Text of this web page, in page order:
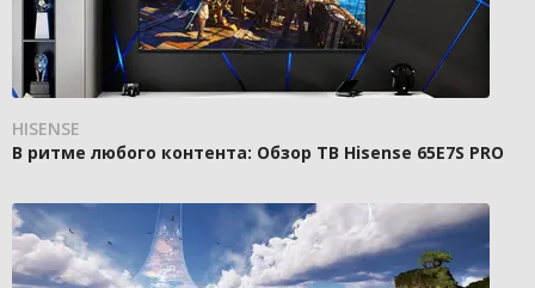
HISENSE
В ритме любого контента: Обзор ТВ Hisense 65E7S PRO